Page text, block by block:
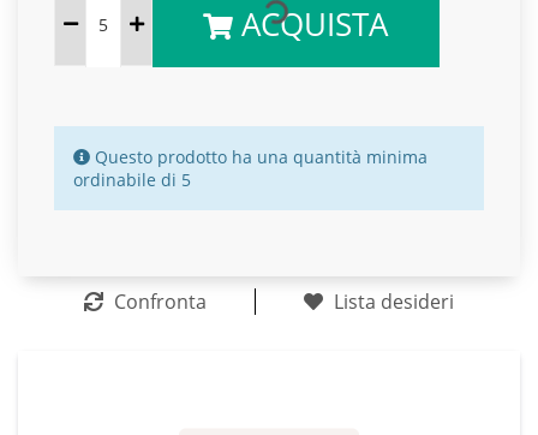
ACQUISTA
Questo prodotto ha una quantità minima
ordinabile di 5
Confronta Lista desideri